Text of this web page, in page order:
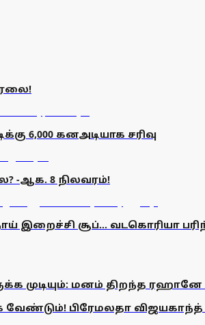
6,000 கனஅடியாக சரிவு
-ஆக. 8 நிலவரம்!
இறைச்சி சூப்... வடகொரியா
முடியும்: மனம் திறந்த ரஹானே |
பிரேமலதா விஜயகாந்த்